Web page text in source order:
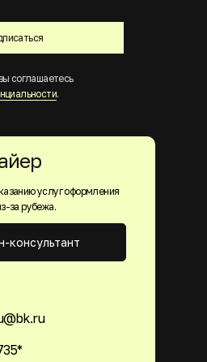
соглашаетесь
.
услуг оформления
за рубежа.
консультант